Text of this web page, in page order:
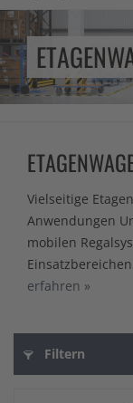
Vielseitige
Anwendungen
mobilen
erfahren »
Filtern